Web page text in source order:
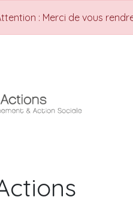
: Merci de vous